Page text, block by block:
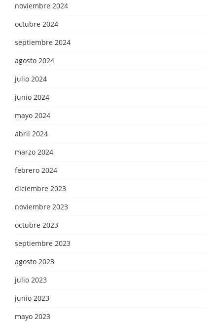
noviembre 2024
octubre 2024
septiembre 2024
agosto 2024
julio 2024
junio 2024
mayo 2024
abril 2024
marzo 2024
febrero 2024
diciembre 2023
noviembre 2023
octubre 2023
septiembre 2023
agosto 2023
julio 2023
junio 2023
mayo 2023